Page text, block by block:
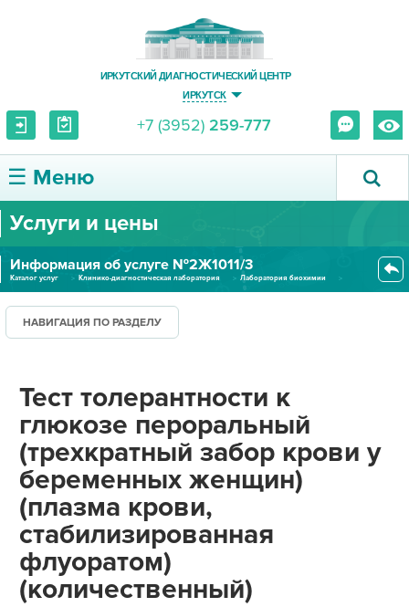
ИРКУТСКИЙ ДИАГНОСТИЧЕСКИЙ ЦЕНТР
ИРКУТСК
+7 (3952) 259-777
☰ Меню
О ЦЕНТРЕ
УСЛУГИ И ЦЕНЫ
ПАЦИЕНТУ
ПРАВОВАЯ ИНФОРМАЦИЯ
Услуги и цены
Информация об услуге №2Ж1011/3
Каталог услуг Клинико-диагностическая лаборатория
Лаборатория биохимии
НАВИГАЦИЯ ПО РАЗДЕЛУ
Тест толерантности к
глюкозе пероральный
(трехкратный забор крови у
беременных женщин)
(плазма крови,
стабилизированная
флуоратом)
(количественный)